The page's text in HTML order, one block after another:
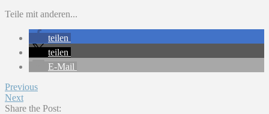
Teile mit anderen...
teilen
teilen
E-Mail
Previous
Next
Share the Post: